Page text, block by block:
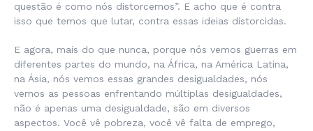
questão é como nós distorcemos”. E acho que é contra
isso que temos que lutar, contra essas ideias distorcidas.
E agora, mais do que nunca, porque nós vemos guerras em
diferentes partes do mundo, na África, na América Latina,
na Ásia, nós vemos essas grandes desigualdades, nós
vemos as pessoas enfrentando múltiplas desigualdades,
não é apenas uma desigualdade, são em diversos
aspectos. Você vê pobreza, você vê falta de emprego,